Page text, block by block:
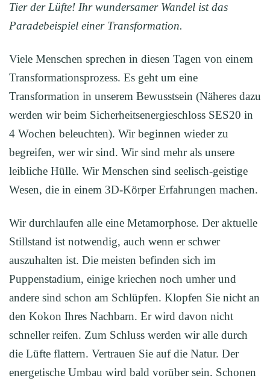
Tier der Lüfte! Ihr wundersamer Wandel ist das
Paradebeispiel einer Transformation.
Viele Menschen sprechen in diesen Tagen von einem
Transformationsprozess. Es geht um eine
Transformation in unserem Bewusstsein (Näheres dazu
werden wir beim Sicherheitsenergieschloss SES20 in
4 Wochen beleuchten). Wir beginnen wieder zu
begreifen, wer wir sind. Wir sind mehr als unsere
leibliche Hülle. Wir Menschen sind seelisch-geistige
Wesen, die in einem 3D-Körper Erfahrungen machen.
Wir durchlaufen alle eine Metamorphose. Der aktuelle
Stillstand ist notwendig, auch wenn er schwer
auszuhalten ist. Die meisten befinden sich im
Puppenstadium, einige kriechen noch umher und
andere sind schon am Schlüpfen. Klopfen Sie nicht an
den Kokon Ihres Nachbarn. Er wird davon nicht
schneller reifen. Zum Schluss werden wir alle durch
die Lüfte flattern. Vertrauen Sie auf die Natur. Der
energetische Umbau wird bald vorüber sein. Schonen